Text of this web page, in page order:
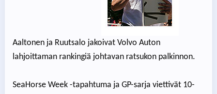
Aaltonen ja Ruutsalo jakoivat Volvo Auton
lahjoittaman rankingiä johtavan ratsukon palkinnon.
SeaHorse Week -tapahtuma ja GP-sarja viettivät 10-